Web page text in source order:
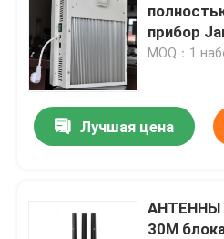
прибор
для того
MOQ：1
Лучшая цена
АНТЕННЫ
30M